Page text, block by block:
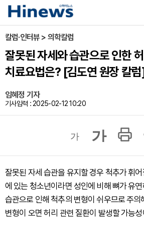
칼럼·인터뷰 > 의학칼럼
잘못된 자세와 습관으로 인한
치료요법은? [김도연 원장 칼
임혜정 기자
기사입력 : 2025-02-12 10:20
가 가
잘못된 자세 습관을 유지할 경우 척추가 휘어
에 있는 청소년이라면 성인에 비해 뼈가 유연
습관으로 인해 척추의 변형이 쉬우므로 주의
변형이 오면 허리 관련 질환이 발생할 가능